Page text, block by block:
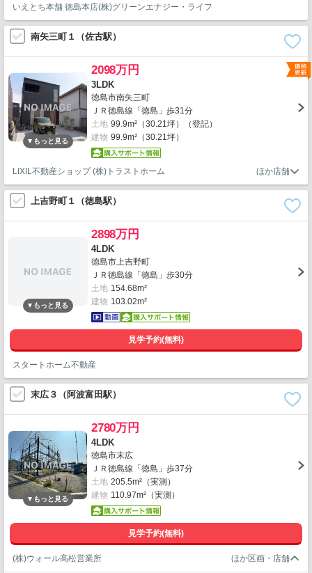
いえとち本舗 徳島本店(株)グリーンエナジー・ライフ
南矢三町１（佐古駅）
2098万円
3LDK
徳島市南矢三町
ＪＲ徳島線「徳島」歩31分
土地 99.9m²（30.21坪）（登記）
建物 99.9m²（30.21坪）
LIXIL不動産ショップ (株)トラストホーム
上吉野町１（徳島駅）
2898万円
4LDK
徳島市上吉野町
ＪＲ徳島線「徳島」歩30分
土地 154.68m²
建物 103.02m²
見学予約(無料)
スタートホーム不動産
末広３（阿波富田駅）
2780万円
4LDK
徳島市末広
ＪＲ徳島線「徳島」歩37分
土地 205.5m²（実測）
建物 110.97m²（実測）
見学予約(無料)
(株)ウォール高松営業所